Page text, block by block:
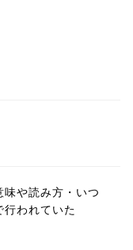
味や読み方・いつ
われていた